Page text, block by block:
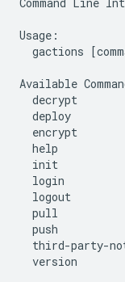
Usage:
gactions
Available
decrypt
deploy
encrypt
help
init
login
logout
pull
push
third-party-
version